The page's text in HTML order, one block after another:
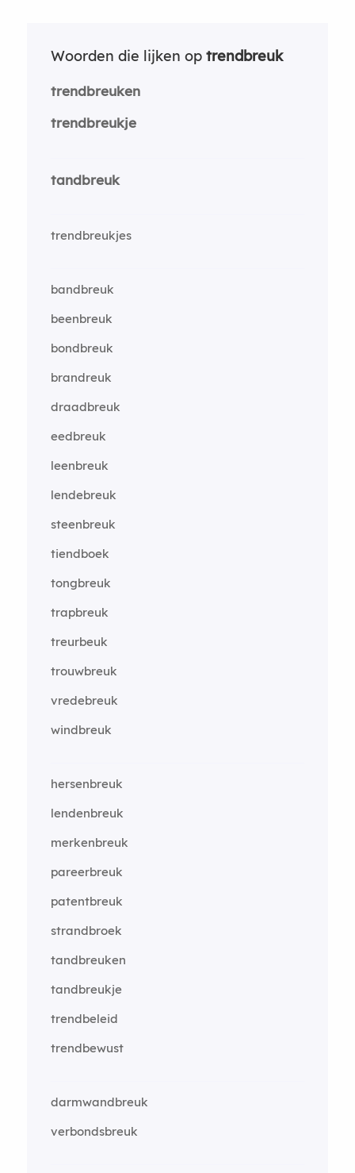
Woorden die lijken op trendbreuk
trendbreuken
trendbreukje
tandbreuk
trendbreukjes
bandbreuk
beenbreuk
bondbreuk
brandreuk
draadbreuk
eedbreuk
leenbreuk
lendebreuk
steenbreuk
tiendboek
tongbreuk
trapbreuk
treurbeuk
trouwbreuk
vredebreuk
windbreuk
hersenbreuk
lendenbreuk
merkenbreuk
pareerbreuk
patentbreuk
strandbroek
tandbreuken
tandbreukje
trendbeleid
trendbewust
darmwandbreuk
verbondsbreuk